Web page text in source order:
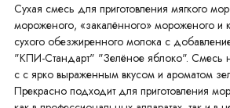
Сухая смесь для приготовления мягкого
мороженого, «закалённого» мороженого и
сухого обезжиренного молока с
"КПИ-Стандарт" "Зелёное яблоко". Смесь
с с ярко выраженным вкусом и ароматом
Прекрасно подходит для приготовления